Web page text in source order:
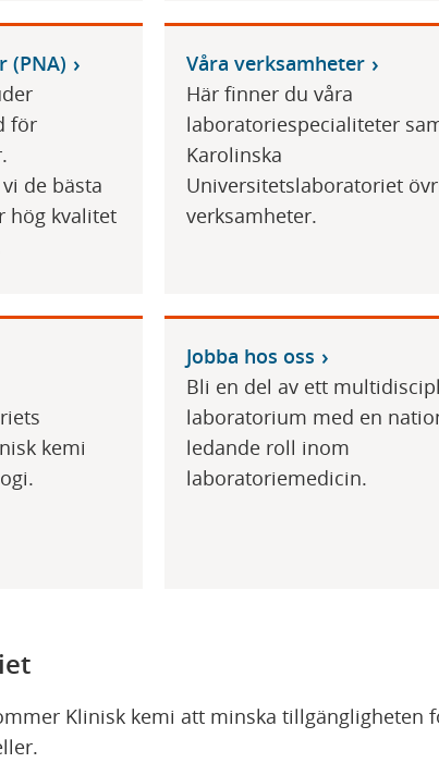
(PNA)
för
de bästa
hög kvalitet
Våra verksamheter
Här finner du våra
laboratoriespecialiteter
Karolinska
Universitetslaboratoriet
verksamheter.
kemi
Jobba hos oss
Bli en del av ett
laboratorium med en
ledande roll inom
laboratoriemedicin.
Klinisk kemi att minska tillgängligheten